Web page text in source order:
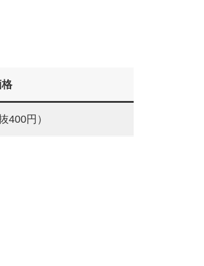
400円）